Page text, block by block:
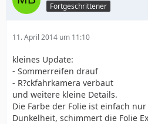
Fortgeschrittener
11. April 2014 um 11:10
kleines Update:
- Sommerreifen drauf
- R?ckfahrkamera verbaut
und weitere kleine Details.
Die Farbe der Folie ist einfach
Dunkelheit, schimmert die Folie